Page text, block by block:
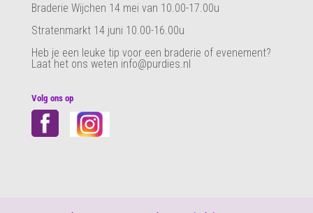
Braderie Wijchen 14 mei van 10.00-17.00u
Stratenmarkt 14 juni 10.00-16.00u
Heb je een leuke tip voor een braderie of evenement?
Laat het ons weten info@purdies.nl
Volg ons op